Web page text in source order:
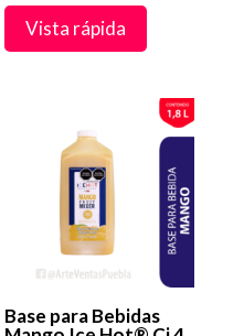
desde
hasta
$528.96
Vista rápida
Base para Bebidas